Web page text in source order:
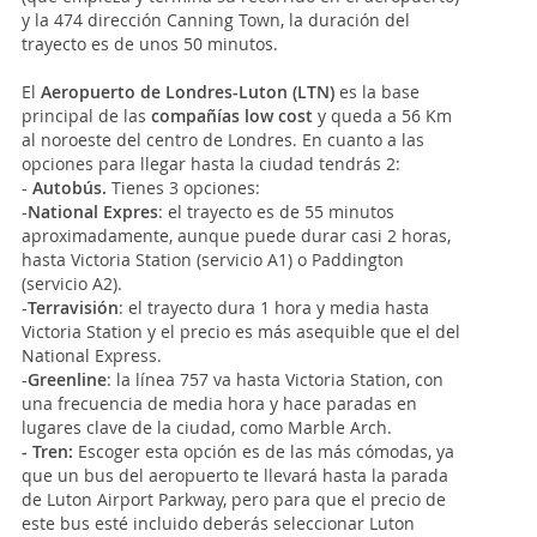
y la 474 dirección Canning Town, la duración del
trayecto es de unos 50 minutos.
El Aeropuerto de Londres-Luton (LTN) es la base
principal de las compañías low cost y queda a 56 Km
al noroeste del centro de Londres. En cuanto a las
opciones para llegar hasta la ciudad tendrás 2:
- Autobús. Tienes 3 opciones:
-National Expres: el trayecto es de 55 minutos
aproximadamente, aunque puede durar casi 2 horas,
hasta Victoria Station (servicio A1) o Paddington
(servicio A2).
-Terravisión: el trayecto dura 1 hora y media hasta
Victoria Station y el precio es más asequible que el del
National Express.
-Greenline: la línea 757 va hasta Victoria Station, con
una frecuencia de media hora y hace paradas en
lugares clave de la ciudad, como Marble Arch.
- Tren: Escoger esta opción es de las más cómodas, ya
que un bus del aeropuerto te llevará hasta la parada
de Luton Airport Parkway, pero para que el precio de
este bus esté incluido deberás seleccionar Luton